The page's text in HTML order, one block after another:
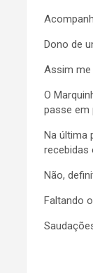
Dono de
Assim me
O
passe em
Na última
recebidas
Não,
Faltando